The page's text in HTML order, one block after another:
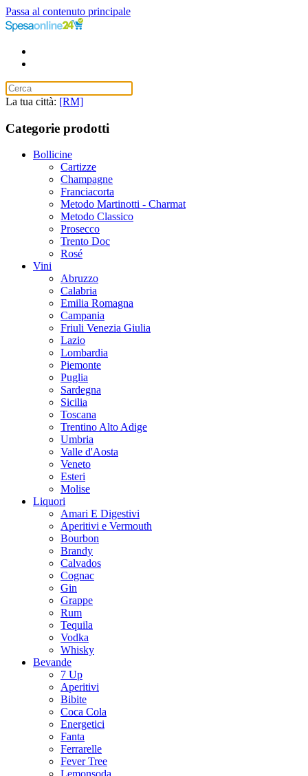
Passa al contenuto principale
La tua città: [RM]
Categorie prodotti
Bollicine
Cartizze
Champagne
Franciacorta
Metodo Martinotti - Charmat
Metodo Classico
Prosecco
Trento Doc
Rosé
Vini
Abruzzo
Calabria
Emilia Romagna
Campania
Friuli Venezia Giulia
Lazio
Lombardia
Piemonte
Puglia
Sardegna
Sicilia
Toscana
Trentino Alto Adige
Umbria
Valle d'Aosta
Veneto
Esteri
Molise
Liquori
Amari E Digestivi
Aperitivi e Vermouth
Bourbon
Brandy
Calvados
Cognac
Gin
Grappe
Rum
Tequila
Vodka
Whisky
Bevande
7 Up
Aperitivi
Bibite
Coca Cola
Energetici
Fanta
Ferrarelle
Fever Tree